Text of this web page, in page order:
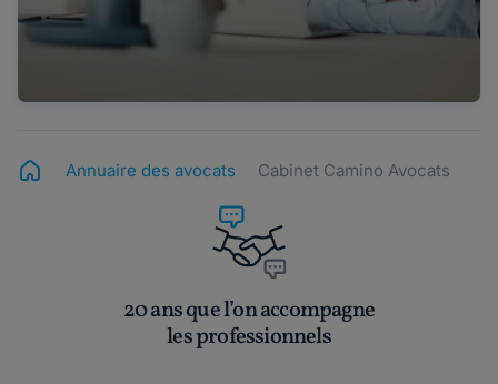
Annuaire des avocats Cabinet Camino Avocats
20 ans que l’on accompagne
les professionnels